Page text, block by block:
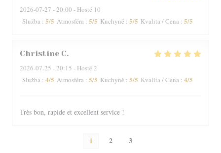
2026-07-27 - 20:00 - Hosté 10
Služba : 5/5 Atmosféra : 5/5 Kuchyně : 5/5 Kvalita / Cena : 5/5
Christine C
2026-07-25 - 20:15 - Hosté 2
Služba : 4/5 Atmosféra : 5/5 Kuchyně : 5/5 Kvalita / Cena : 4/5
Très bon, rapide et excellent service !
1 2 3